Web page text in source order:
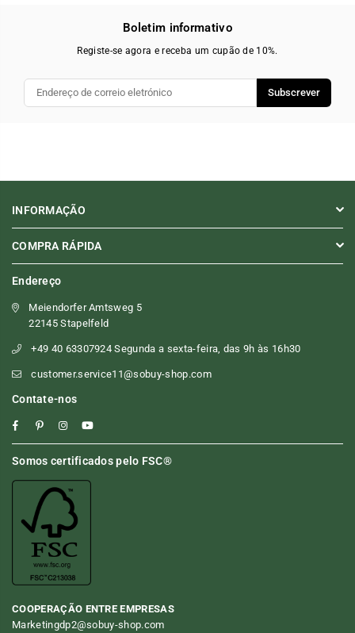
Boletim informativo
Registe-se agora e receba um cupão de 10%.
Subscrever
INFORMAÇÃO
COMPRA RÁPIDA
Endereço
Meiendorfer Amtsweg 5
22145 Stapelfeld
+49 40 63307924 Segunda a sexta-feira, das 9h às 16h30
customer.service11@sobuy-shop.com
Contate-nos
FacebookPinterestInstagramYouTube
Somos certificados pelo FSC®
COOPERAÇÃO ENTRE EMPRESAS
Marketingdp2@sobuy-shop.com